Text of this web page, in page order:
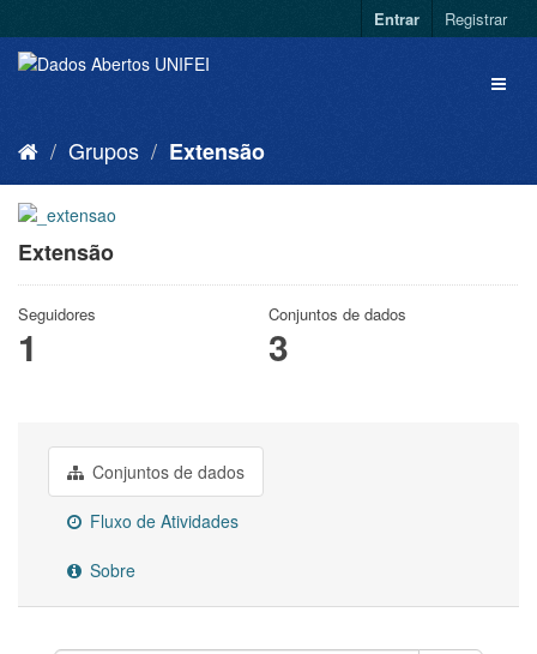
Entrar Registrar
Grupos Extensão
Extensão
Seguidores
1
Conjuntos de dados
3
Conjuntos de dados
Fluxo de Atividades
Sobre